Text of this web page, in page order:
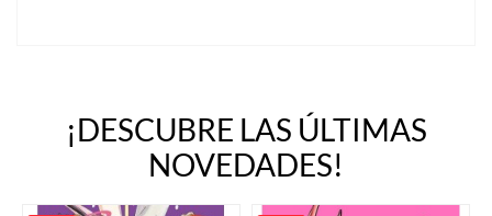
¡DESCUBRE LAS ÚLTIMAS
NOVEDADES!